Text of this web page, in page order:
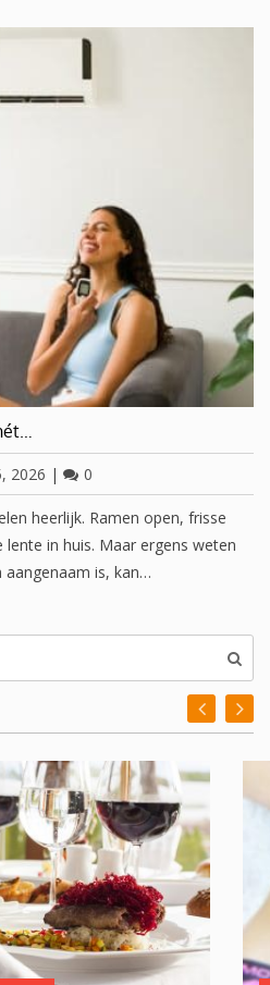
2026 | 0
heerlijk. Ramen open, frisse
in huis. Maar ergens weten
is, kan…